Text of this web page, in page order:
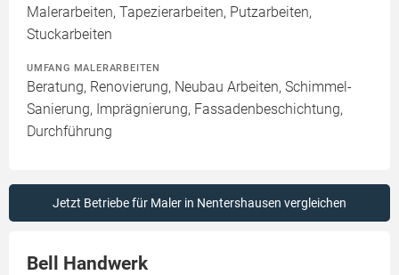
Malerarbeiten, Tapezierarbeiten, Putzarbeiten,
Stuckarbeiten
UMFANG MALERARBEITEN
Beratung, Renovierung, Neubau Arbeiten, Schimmel-
Sanierung, Imprägnierung, Fassadenbeschichtung,
Durchführung
Jetzt Betriebe für Maler in Nentershausen vergleichen
Bell Handwerk